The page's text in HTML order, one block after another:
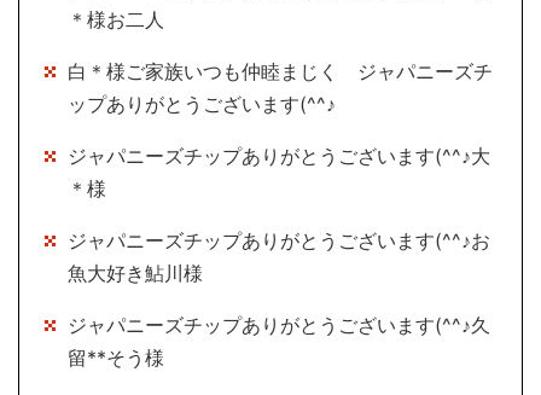
＊様お二人
白＊様ご家族いつも仲睦まじく ジャパニーズチ
ップありがとうございます(^^♪
ジャパニーズチップありがとうございます(^^♪大
＊様
ジャパニーズチップありがとうございます(^^♪お
魚大好き鮎川様
ジャパニーズチップありがとうございます(^^♪久
留**そう様